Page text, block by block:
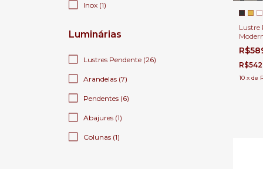
Inox (1)
Luminárias
Lustres Pendente (26)
Arandelas (7)
Pendentes (6)
Abajures (1)
Colunas (1)
Lustre
Sala
de
10 x de